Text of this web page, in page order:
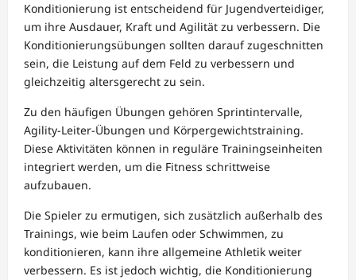
Konditionierung ist entscheidend für Jugendverteidiger,
um ihre Ausdauer, Kraft und Agilität zu verbessern. Die
Konditionierungsübungen sollten darauf zugeschnitten
sein, die Leistung auf dem Feld zu verbessern und
gleichzeitig altersgerecht zu sein.
Zu den häufigen Übungen gehören Sprintintervalle,
Agility-Leiter-Übungen und Körpergewichtstraining.
Diese Aktivitäten können in reguläre Trainingseinheiten
integriert werden, um die Fitness schrittweise
aufzubauen.
Die Spieler zu ermutigen, sich zusätzlich außerhalb des
Trainings, wie beim Laufen oder Schwimmen, zu
konditionieren, kann ihre allgemeine Athletik weiter
verbessern. Es ist jedoch wichtig, die Konditionierung